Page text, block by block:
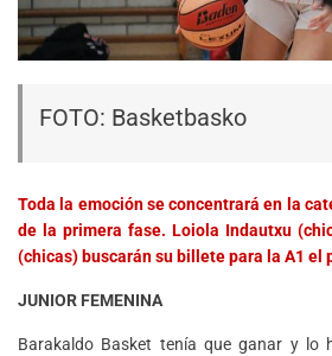
FOTO: Basketbasko
Toda la emoción se concentrará en la
de la primera fase. Loiola Indautxu
(chicas) buscarán su billete para la A1 el
JUNIOR FEMENINA
Barakaldo Basket tenía que ganar y lo